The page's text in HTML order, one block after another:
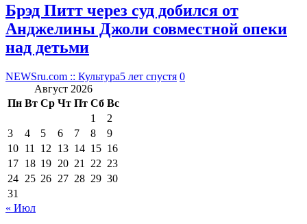
Брэд Питт через суд добился от
Анджелины Джоли совместной опеки
над детьми
NEWSru.com :: Культура5 лет спустя 0
Август 2026
Пн Вт Ср Чт Пт Сб Вс
1
2
3
4 5 6 7 8
9
10 11 12 13 14 15 16
17 18 19 20 21 22 23
24 25 26 27 28 29 30
31
« Июл